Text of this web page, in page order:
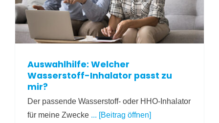
Auswahlhilfe: Welcher
Wasserstoff-Inhalator passt zu
mir?
Der passende Wasserstoff- oder HHO-Inhalator
für meine Zwecke ... [Beitrag öffnen]